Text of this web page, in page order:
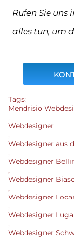
Rufen Sie
alles tun, um
Tags:
Mendrisio
,
Webdesigner
,
Webdesigner aus
,
Webdesigner
,
Webdesigner
,
Webdesigner
,
Webdesigner
,
Webdesigner